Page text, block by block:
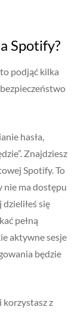
Spotify?
podjąć kilka
hasła,
Znajdziesz
Spotify. To
nie ma dostępu
się
pełną
aktywne sesje
będzie
korzystasz z